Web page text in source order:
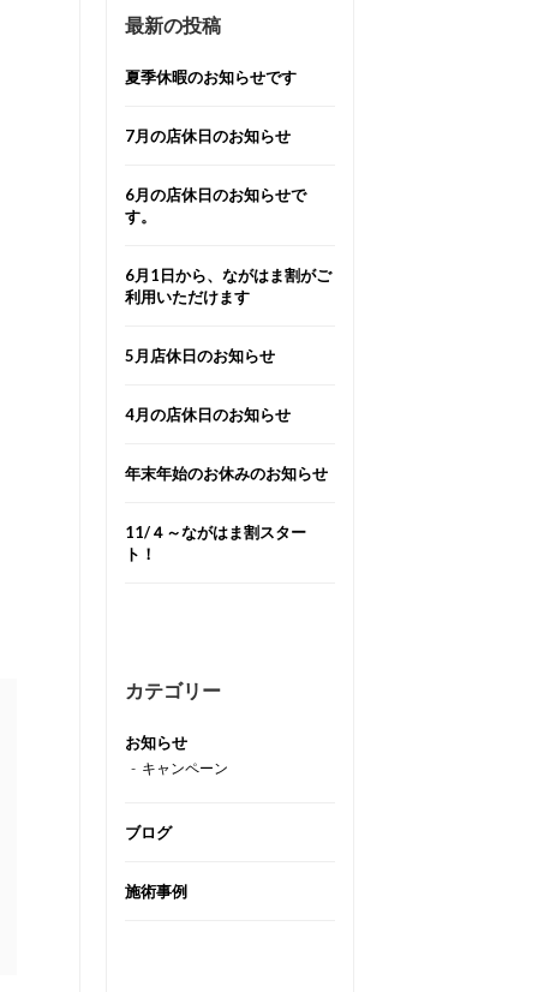
最新の投稿
夏季休暇のお知らせです
7月の店休日のお知らせ
6月の店休日のお知らせで
す。
6月1日から、ながはま割がご
利用いただけます
5月店休日のお知らせ
4月の店休日のお知らせ
年末年始のお休みのお知らせ
11/４～ながはま割スター
ト！
カテゴリー
お知らせ
キャンペーン
ブログ
施術事例